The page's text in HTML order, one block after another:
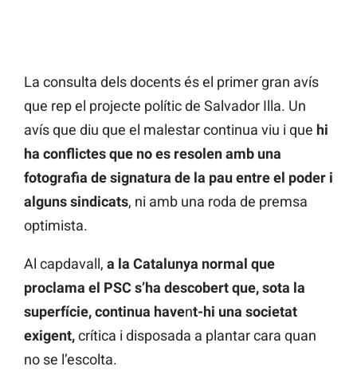
La consulta dels docents és el primer gran avís
que rep el projecte polític de Salvador Illa. Un
avís que diu que el malestar continua viu i que hi
ha conflictes que no es resolen amb una
fotografia de signatura de la pau entre el poder i
alguns sindicats, ni amb una roda de premsa
optimista.
Al capdavall, a la Catalunya normal que
proclama el PSC s’ha descobert que, sota la
superfície, continua havent-hi una societat
exigent,crítica i disposada a plantar cara quan
no se l’escolta.